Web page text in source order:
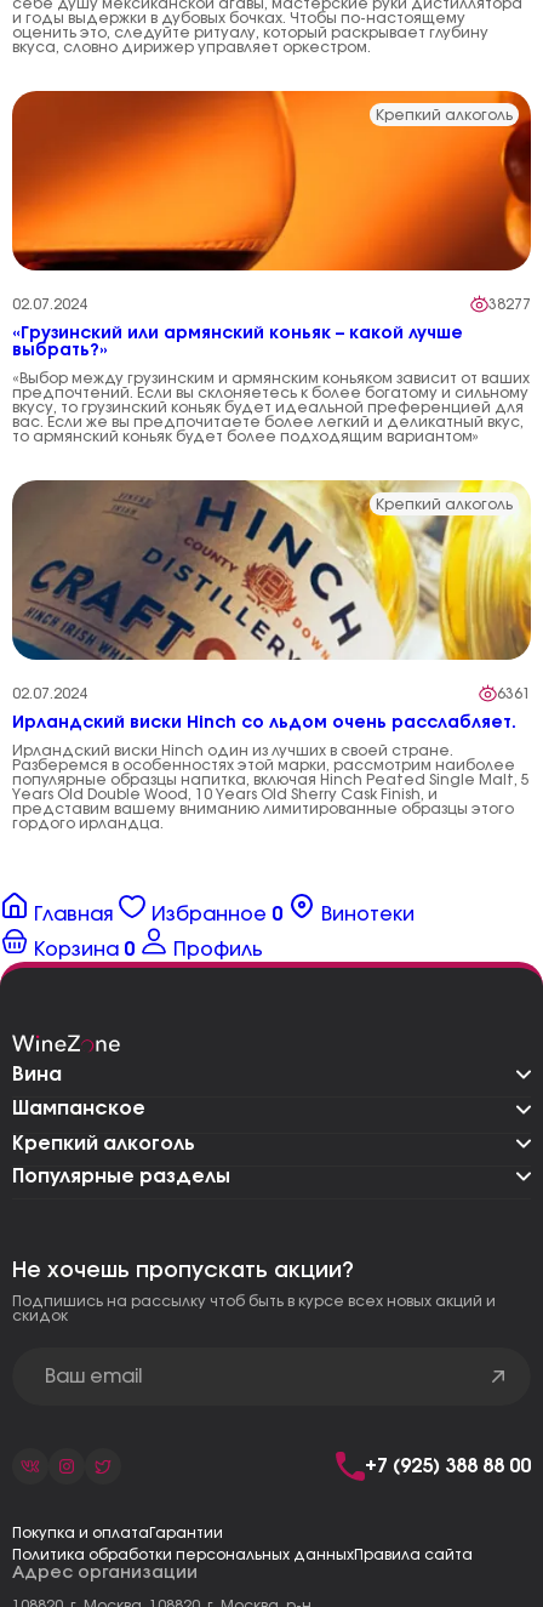
себе душу мексиканской агавы, мастерские руки дистиллятора
и годы выдержки в дубовых бочках. Чтобы по-настоящему
оценить это, следуйте ритуалу, который раскрывает глубину
вкуса, словно дирижер управляет оркестром.
Крепкий алкоголь
02.07.2024 38277
«Грузинский или армянский коньяк – какой лучше
выбрать?»
«Выбор между грузинским и армянским коньяком зависит от ваших
предпочтений. Если вы склоняетесь к более богатому и сильному
вкусу, то грузинский коньяк будет идеальной преференцией для
вас. Если же вы предпочитаете более легкий и деликатный вкус,
то армянский коньяк будет более подходящим вариантом»
Крепкий алкоголь
02.07.2024 6361
Ирландский виски Hinch со льдом очень расслабляет.
Ирландский виски Hinch один из лучших в своей стране.
Разберемся в особенностях этой марки, рассмотрим наиболее
популярные образцы напитка, включая Hinch Peated Single Malt, 5
Years Old Double Wood, 10 Years Old Sherry Cask Finish, и
представим вашему вниманию лимитированные образцы этого
гордого ирландца.
Главная Избранное 0
Винотеки
Корзина 0 Профиль
Вина
Шампанское
Крепкий алкоголь
Популярные разделы
Адрес организации
Не хочешь пропускать акции?
Подпишись на рассылку чтоб быть в курсе всех новых акций и
скидок
+7 (925) 388 88 00
Покупка и оплата Гарантии
Политика обработки персональных данныхПравила сайта